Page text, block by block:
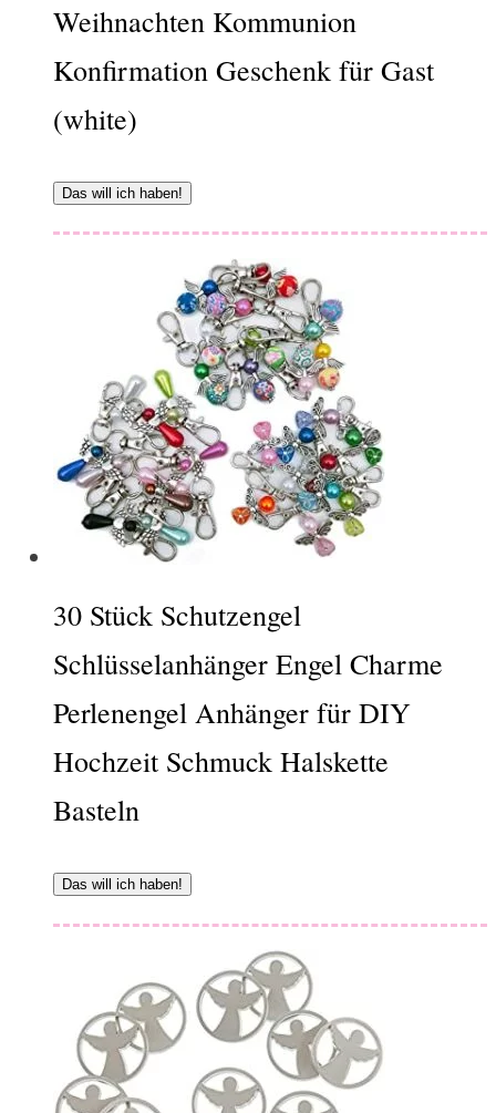
Weihnachten Kommunion
Konfirmation Geschenk für Gast
(white)
Das will ich haben!
30 Stück Schutzengel
Schlüsselanhänger Engel Charme
Perlenengel Anhänger für DIY
Hochzeit Schmuck Halskette
Basteln
Das will ich haben!